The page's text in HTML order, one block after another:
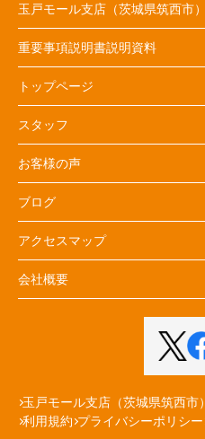
玉戸モール支店（茨城県筑西市）
重要事項説明書説明資料
トップページ
スタッフ
お客様の声
ブログ
アクセスマップ
会社概要
玉戸モール支店（茨城県筑西市）
利用規約 プライバシーポリシー